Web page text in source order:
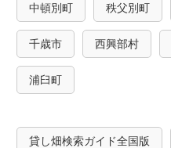
中頓別町 秩父別町
千歳市 西興部村
浦臼町
貸し畑検索ガイド全国版